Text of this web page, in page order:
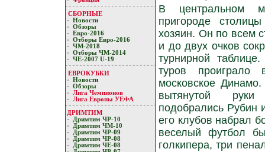
СБОРНЫЕ
Новости
Обзоры
Евро-2016
Отборы Евро-2016
ЧМ-2018
Отборы ЧМ-2014
ЧЕ-2007 U-19
ЕВРОКУБКИ
Новости
Обзоры
Лигa Чемпиoнoв
Лига Европы УЕФA
ДРИМТИМ
Дримтим ЧР-10
Дримтим ЧМ-10
Дримтим ЧР-09
Дримтим ЧР-08
Дримтим ЧЕ-08
В центральном
пригороде
хозяин. Он по всем
и до двух очков
турнирной
туров проиграло
московское
вытянутой
подобрались Рубин
его клубов набрал
веселый футбол
голкипера, три